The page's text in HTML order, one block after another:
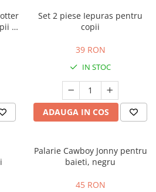
-
Set 2 piese Iepuras pentru
copii
39 RON
IN STOC
ADAUGA IN COS
Palarie Cawboy Jonny pentru
baieti, negru
45 RON